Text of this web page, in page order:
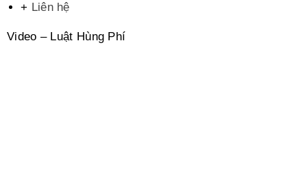
+ Liên hệ
Video – Luật Hùng Phí